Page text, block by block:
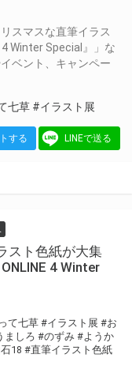
スマスな直筆イラス
4 Winter Special』」な
ベント、キャンペー
七草 #イラスト展
する LINEで送る
スト色紙が大集
4 Winter
て七草#イラスト展 #お
ましろ #のずみ #ようか
18 #直筆イラスト色紙